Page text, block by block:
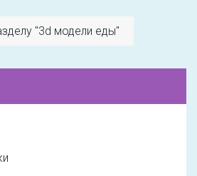
"3d модели еды"